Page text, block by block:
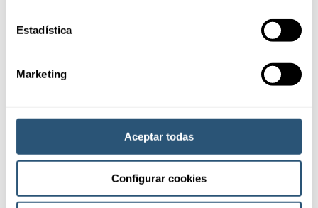
Estadística
Marketing
Aceptar todas
Configurar cookies